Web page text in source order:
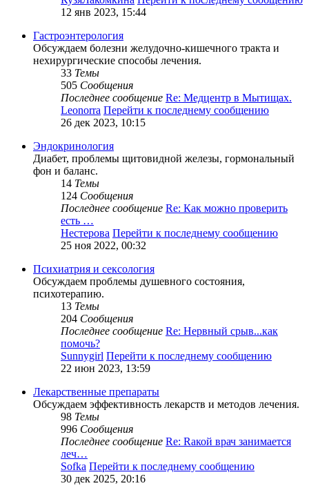
12 янв 2023, 15:44
Гастроэнтерология
Обсуждаем болезни желудочно-кишечного тракта и
нехирургические способы лечения.
33 Темы
505 Сообщения
Последнее сообщение Re: Медцентр в Мытищах.
Leonorra Перейти к последнему сообщению
26 дек 2023, 10:15
Эндокринология
Диабет, проблемы щитовидной железы, гормональный
фон и баланс.
14 Темы
124 Сообщения
Последнее сообщение Re: Как можно проверить
есть …
Нестерова Перейти к последнему сообщению
25 ноя 2022, 00:32
Психиатрия и сексология
Обсуждаем проблемы душевного состояния,
психотерапию.
13 Темы
204 Сообщения
Последнее сообщение Re: Нервный срыв...как
помочь?
Sunnygirl Перейти к последнему сообщению
22 июн 2023, 13:59
Лекарственные препараты
Обсуждаем эффективность лекарств и методов лечения.
98 Темы
996 Сообщения
Последнее сообщение Re: Rакой врач занимается
леч…
Sofka Перейти к последнему сообщению
30 дек 2025, 20:16